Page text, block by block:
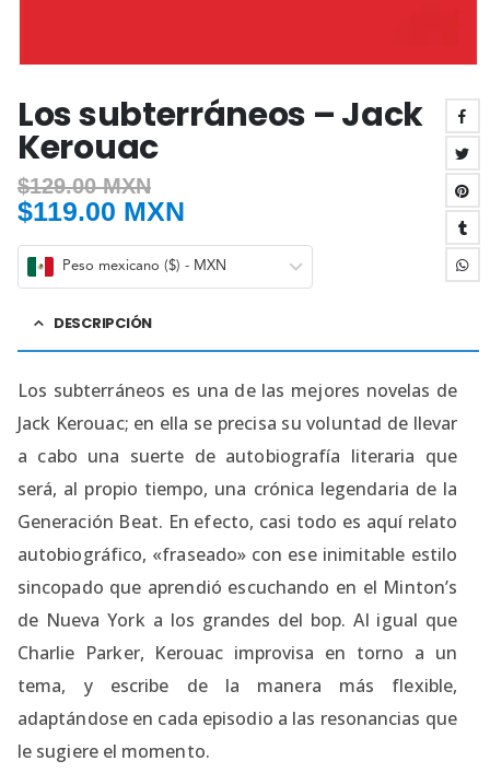
Los subterráneos – Jack
Kerouac
$129.00 MXN
$119.00 MXN
Peso mexicano ($) - MXN
DESCRIPCIÓN
Los subterráneos es una de las mejores novelas de
Jack Kerouac; en ella se precisa su voluntad de llevar
a cabo una suerte de autobiografía literaria que
será, al propio tiempo, una crónica legendaria de la
Generación Beat. En efecto, casi todo es aquí relato
autobiográfico, «fraseado» con ese inimitable estilo
sincopado que aprendió escuchando en el Minton’s
de Nueva York a los grandes del bop. Al igual que
Charlie Parker, Kerouac improvisa en torno a un
tema, y escribe de la manera más flexible,
adaptándose en cada episodio a las resonancias que
le sugiere el momento.